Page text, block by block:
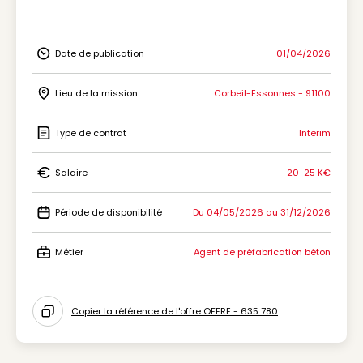
Icon Date de publication
Date de publication 01/04/2026
Icon Lieu de la mission
Lieu de la mission Corbeil-Essonnes - 91100
Icon Type de contrat
Type de contrat Interim
Icon Salaire
Salaire 20-25 K€
Icon Période de disponibilité
Période de disponibilité Du 04/05/2026 au 31/12/2026
Métier Agent de préfabrication béton
Icon copy to clipboard
Copier la référence de l'offre OFFRE - 635 780